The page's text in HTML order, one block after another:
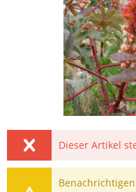
Dieser Artikel